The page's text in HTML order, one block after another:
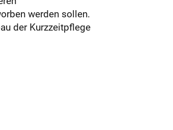
werden sollen.
der Kurzzeitpflege